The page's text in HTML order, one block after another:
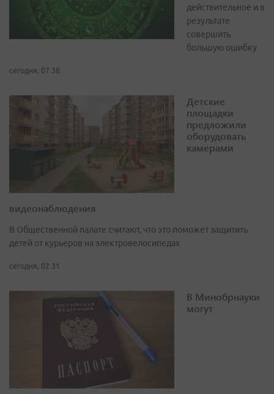
действительное и в
результате
совершить
большую ошибку
сегодня, 07:38
Детские
площадки
предложили
оборудовать
камерами
видеонаблюдения
В Общественной палате считают, что это поможет защитить
детей от курьеров на электровелосипедах
сегодня, 02:31
В Минобрнауки
могут